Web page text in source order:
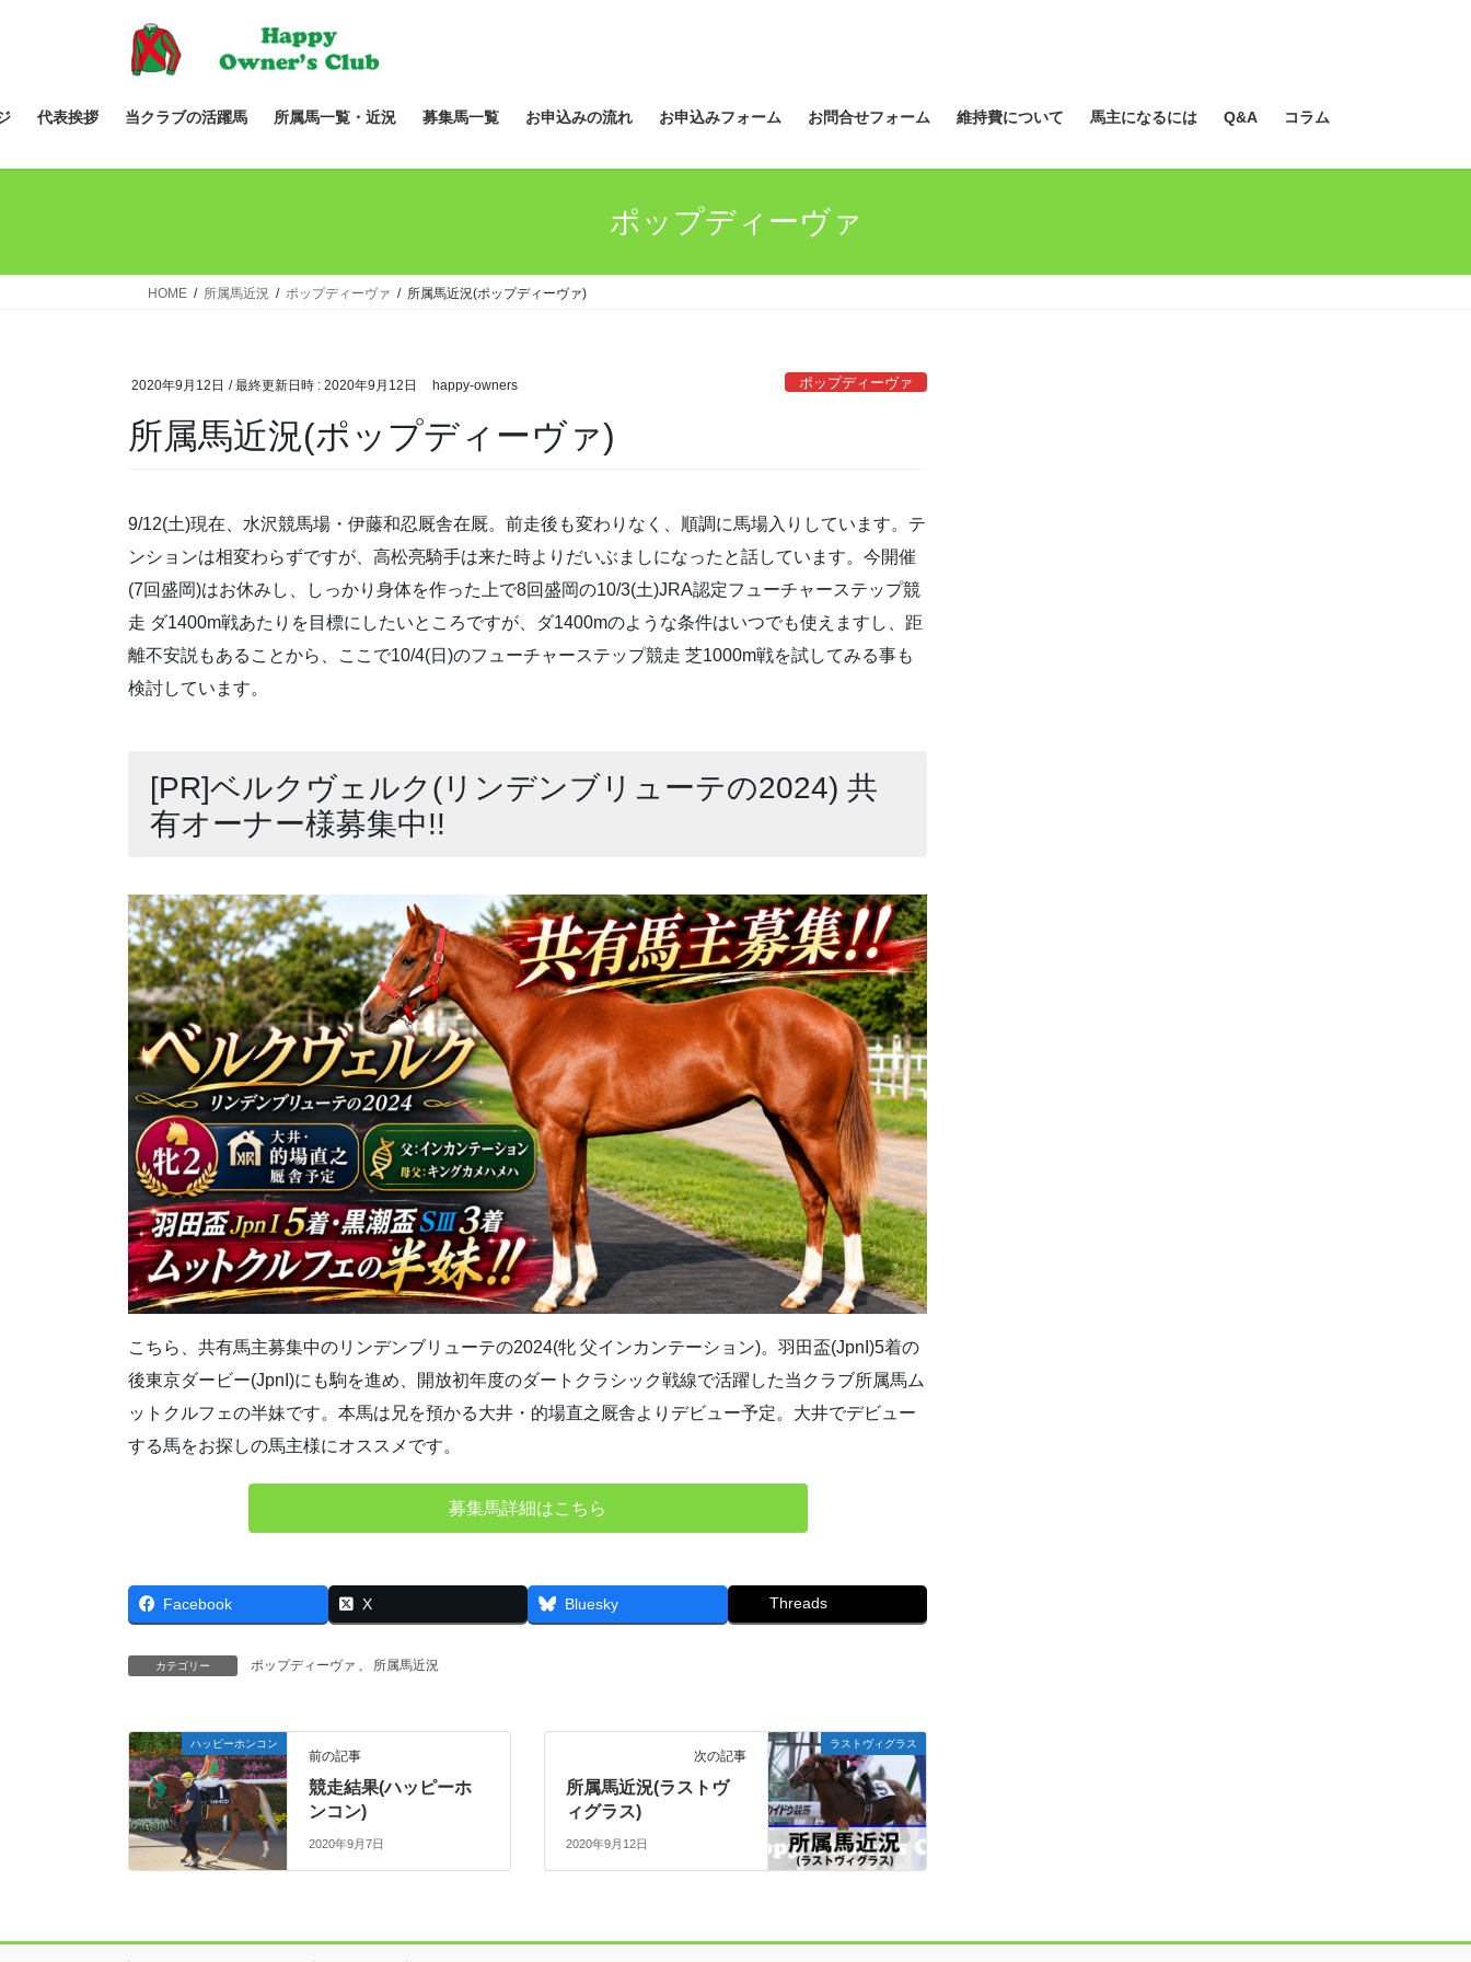
ツ
ス
シ
ン
代表挨拶 当クラブの活躍馬 所属馬一覧・近況 募集馬一覧 お申込みの流れ お申込みフォーム お問合せフォーム 維持費について 馬主になるには Q&A コラム
ポップディーヴァ
HOME 所属馬近況 ポップディーヴァ 所属馬近況(ポップディーヴァ)
2020年9月12日 / 最終更新日時 : 2020年9月12日 happy-owners ポップディーヴァ
所属馬近況(ポップディーヴァ)
9/12(土)現在、水沢競馬場・伊藤和忍厩舎在厩。前走後も変わりなく、順調に馬場入りしています。テ
ンションは相変わらずですが、高松亮騎手は来た時よりだいぶましになったと話しています。今開催
(7回盛岡)はお休みし、しっかり身体を作った上で8回盛岡の10/3(土)JRA認定フューチャーステップ競
走 ダ1400m戦あたりを目標にしたいところですが、ダ1400mのような条件はいつでも使えますし、距
離不安説もあることから、ここで10/4(日)のフューチャーステップ競走 芝1000m戦を試してみる事も
検討しています。
[PR]ベルクヴェルク(リンデンブリューテの2024) 共
有オーナー様募集中!!
こちら、共有馬主募集中のリンデンブリューテの2024(牝 父インカンテーション)。羽田盃(JpnI)5着の
後東京ダービー(JpnI)にも駒を進め、開放初年度のダートクラシック戦線で活躍した当クラブ所属馬ム
ットクルフェの半妹です。本馬は兄を預かる大井・的場直之厩舎よりデビュー予定。大井でデビュー
する馬をお探しの馬主様にオススメです。
募集馬詳細はこちら
Facebook X Bluesky Threads
カテゴリー ポップディーヴァ 、 所属馬近況
ハッピーホンコン
前の記事
競走結果(ハッピーホ
ンコン)
2020年9月7日
ラストヴィグラス
次の記事
所属馬近況(ラストヴ
ィグラス)
2020年9月12日